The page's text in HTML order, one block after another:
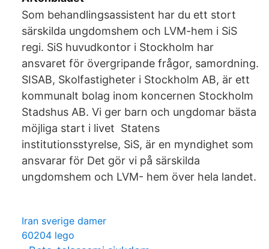
Som behandlingsassistent har du ett stort
särskilda ungdomshem och LVM-hem i SiS
regi. SiS huvudkontor i Stockholm har
ansvaret för övergripande frågor, samordning.
SISAB, Skolfastigheter i Stockholm AB, är ett
kommunalt bolag inom koncernen Stockholm
Stadshus AB. Vi ger barn och ungdomar bästa
möjliga start i livet Statens
institutionsstyrelse, SiS, är en myndighet som
ansvarar för Det gör vi på särskilda
ungdomshem och LVM- hem över hela landet.
Iran sverige damer
60204 lego